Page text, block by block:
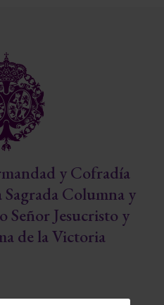
y Cofradía
Sagrada Columna y
Señor Jesucristo y
de la Victoria